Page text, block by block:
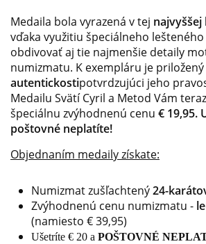
Medaila bola vyrazená v tej
vďaka využitiu špeciálneho
obdivovať aj tie najmenšie detaily
numizmatu. K exempláru je priložený
autentickostipotvrdzujúci jeho
Medailu Svätí Cyril a Metod Vám
špeciálnu zvýhodnenú cenu € 19,95.
poštovné neplatíte!
Objednaním medaily získate:
Numizmat zušľachtený24-
Zvýhodnenú cenu numizmatu -
(namiesto € 39,95)
Ušetríte € 20 a POŠTOVNÉ